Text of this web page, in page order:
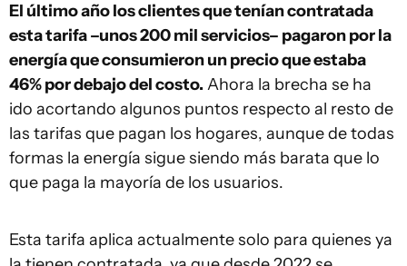
El último año los clientes que tenían contratada
esta tarifa –unos 200 mil servicios– pagaron por la
energía que consumieron un precio que estaba
46% por debajo del costo. Ahora la brecha se ha
ido acortando algunos puntos respecto al resto de
las tarifas que pagan los hogares, aunque de todas
formas la energía sigue siendo más barata que lo
que paga la mayoría de los usuarios.
Esta tarifa aplica actualmente solo para quienes ya